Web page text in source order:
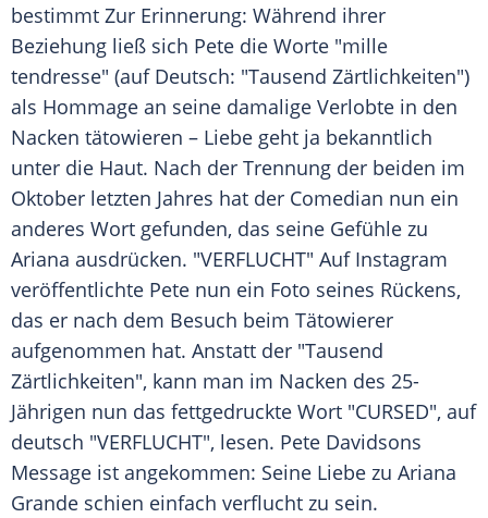
bestimmt Zur Erinnerung: Während ihrer
Beziehung ließ sich Pete die Worte "mille
tendresse" (auf Deutsch: "Tausend Zärtlichkeiten")
als Hommage an seine damalige Verlobte in den
Nacken tätowieren – Liebe geht ja bekanntlich
unter die Haut. Nach der Trennung der beiden im
Oktober letzten Jahres hat der Comedian nun ein
anderes Wort gefunden, das seine Gefühle zu
Ariana ausdrücken. "VERFLUCHT" Auf Instagram
veröffentlichte Pete nun ein Foto seines Rückens,
das er nach dem Besuch beim Tätowierer
aufgenommen hat. Anstatt der "Tausend
Zärtlichkeiten", kann man im Nacken des 25-
Jährigen nun das fettgedruckte Wort "CURSED", auf
deutsch "VERFLUCHT", lesen. Pete Davidsons
Message ist angekommen: Seine Liebe zu Ariana
Grande schien einfach verflucht zu sein.